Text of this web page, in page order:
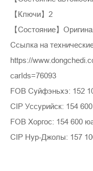
【Ключи】2
【Состояние】
Ссылка на
https://
carIds=76093
FOB Суйфэньхэ: 152
CIP Уссурийск: 154
FOB Хоргос: 154 600
CIP Нур-Джолы: 157